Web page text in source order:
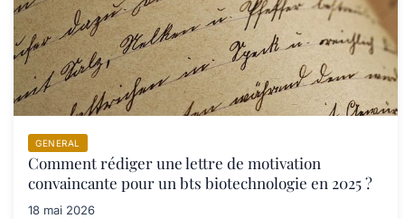
GENERAL
Comment rédiger une lettre de motivation
convaincante pour un bts biotechnologie en 2025 ?
18 mai 2026